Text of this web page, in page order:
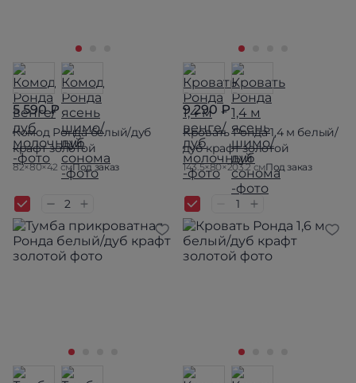
5 590 ₽
Комод Ронда белый/дуб
крафт золотой
82×80×42 смПод заказ
9 290 ₽
Кровать Ронда 1,4 м белый/
дуб крафт золотой
143.5×80×203.2 смПод заказ